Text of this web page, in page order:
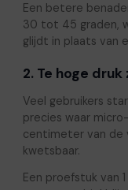
Een betere
30 tot 45 graden,
glijdt in plaats van
2. Te hoge
Veel gebruikers
precies waar
centimeter van de
kwetsbaar.
Een proefstuk van